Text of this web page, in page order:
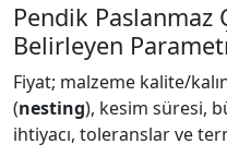
Pendik Paslanmaz
Belirleyen
Fiyat; malzeme kalite/
(nesting), kesim süresi,
ihtiyacı, toleranslar ve